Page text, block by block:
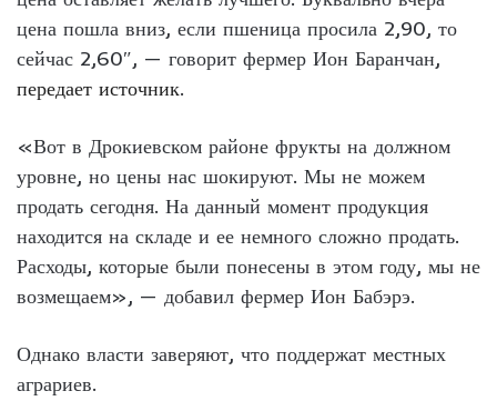
цена пошла вниз, если пшеница просила 2,90, то
сейчас 2,60″, — говорит фермер Ион Баранчан,
передает источник.
«Вот в Дрокиевском районе фрукты на должном
уровне, но цены нас шокируют. Мы не можем
продать сегодня. На данный момент продукция
находится на складе и ее немного сложно продать.
Расходы, которые были понесены в этом году, мы не
возмещаем», — добавил фермер Ион Бабэрэ.
Однако власти заверяют, что поддержат местных
аграриев.